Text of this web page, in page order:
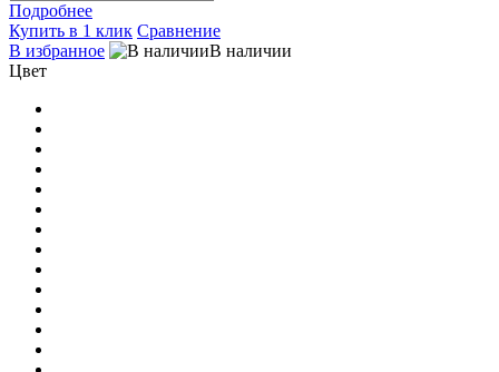
Подробнее
Купить в 1 клик Сравнение
В избранное
В наличии
Цвет